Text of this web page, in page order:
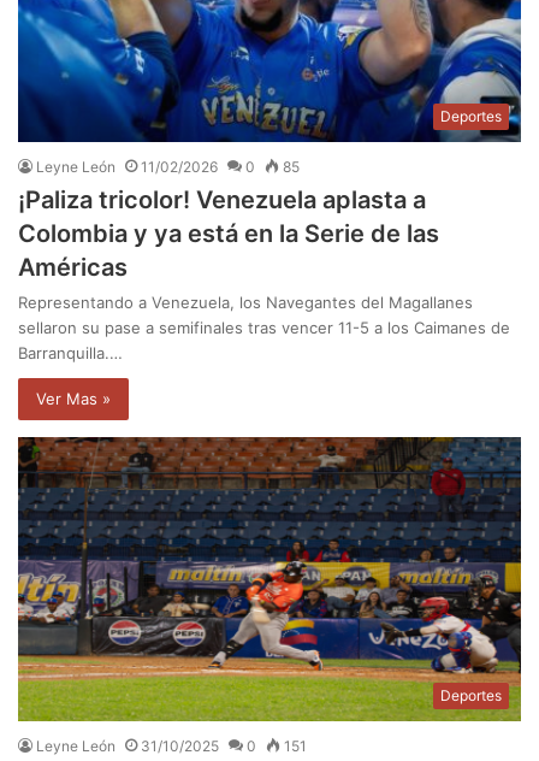
Deportes
Leyne León 11/02/2026 0 85
¡Paliza tricolor! Venezuela aplasta a
Colombia y ya está en la Serie de las
Américas
Representando a Venezuela, los Navegantes del Magallanes
sellaron su pase a semifinales tras vencer 11-5 a los Caimanes de
Barranquilla.…
Ver Mas »
Deportes
Leyne León 31/10/2025 0 151